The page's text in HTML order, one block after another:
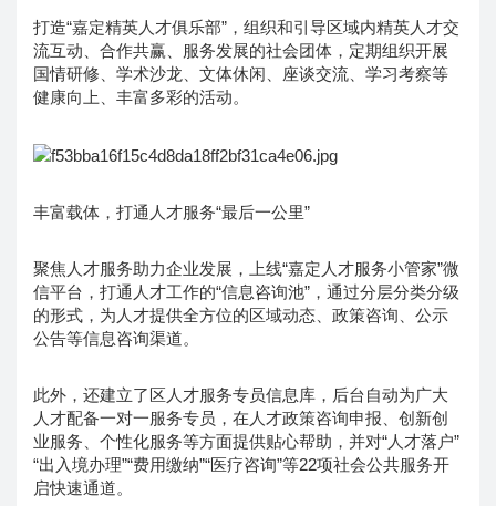
打造“嘉定精英人才俱乐部”，组织和引导区域内精英人才交
流互动、合作共赢、服务发展的社会团体，定期组织开展
国情研修、学术沙龙、文体休闲、座谈交流、学习考察等
健康向上、丰富多彩的活动。
丰富载体，打通人才服务“最后一公里”
聚焦人才服务助力企业发展，上线“嘉定人才服务小管家”微
信平台，打通人才工作的“信息咨询池”，通过分层分类分级
的形式，为人才提供全方位的区域动态、政策咨询、公示
公告等信息咨询渠道。
此外，还建立了区人才服务专员信息库，后台自动为广大
人才配备一对一服务专员，在人才政策咨询申报、创新创
业服务、个性化服务等方面提供贴心帮助，并对“人才落户”
“出入境办理”“费用缴纳”“医疗咨询”等22项社会公共服务开
启快速通道。